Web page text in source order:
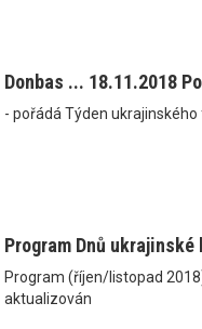
Donbas ... 18.11.2018
- pořádá Týden
Program Dnů ukrajinské
Program (říjen/listopad
aktualizován